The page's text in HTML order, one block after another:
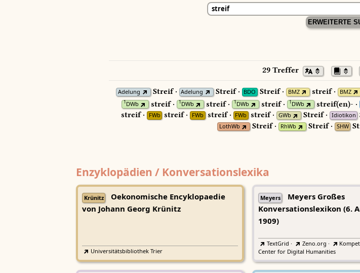
ERWEITERTE
29 Treffer
Adelung Streif · Adelung Streif · BDO Streif · BMZ streif · BMZ
1DWb streif · 1DWb streif · 1DWb streif · 1DWb streif(en)- ·
streif · FWb streif · FWb streif · FWb streif · GWb Streif · Idiotikon
LothWb Streif · RhWb Streif · SHW
Enzyklopädien / Konversationslexika
Krünitz
Oekonomische Encyklopaedie
von Johann Georg Krünitz
Universitätsbibliothek Trier
Meyers
Meyers Großes
Konversationslexikon (6.
1909)
TextGrid · Zeno.org ·
Center for Digital Humanities